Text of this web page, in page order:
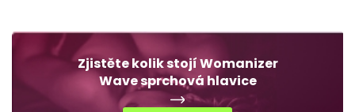
Zjistěte kolik stojí Womanizer
Wave sprchová hlavice